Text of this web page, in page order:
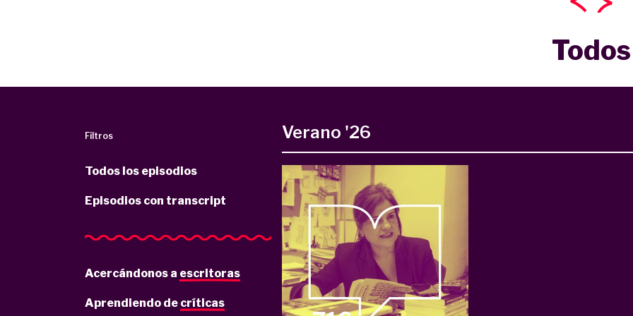
Todos
Filtros
Todos los episodios
Episodios con transcript
Acercándonos a escritoras
Aprendiendo de críticas
Verano '26